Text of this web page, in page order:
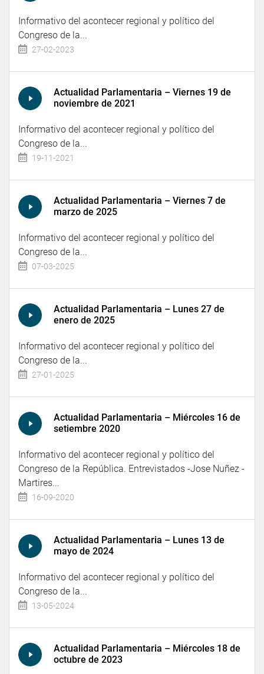
Informativo del acontecer regional y político del
Congreso de la...
27-02-2023
Actualidad Parlamentaria – Viernes 19 de
noviembre de 2021
Informativo del acontecer regional y político del
Congreso de la...
19-11-2021
Actualidad Parlamentaria – Viernes 7 de
marzo de 2025
Informativo del acontecer regional y político del
Congreso de la...
07-03-2025
Actualidad Parlamentaria – Lunes 27 de
enero de 2025
Informativo del acontecer regional y político del
Congreso de la...
27-01-2025
Actualidad Parlamentaria – Miércoles 16 de
setiembre 2020
Informativo del acontecer regional y político del
Congreso de la República. Entrevistados -Jose Nuñez -
Martires...
16-09-2020
Actualidad Parlamentaria – Lunes 13 de
mayo de 2024
Informativo del acontecer regional y político del
Congreso de la...
13-05-2024
Actualidad Parlamentaria – Miércoles 18 de
octubre de 2023